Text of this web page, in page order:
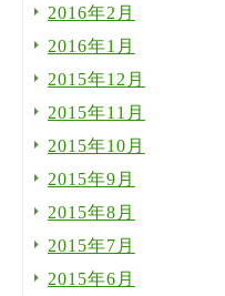
2016年2月
2016年1月
2015年12月
2015年11月
2015年10月
2015年9月
2015年8月
2015年7月
2015年6月